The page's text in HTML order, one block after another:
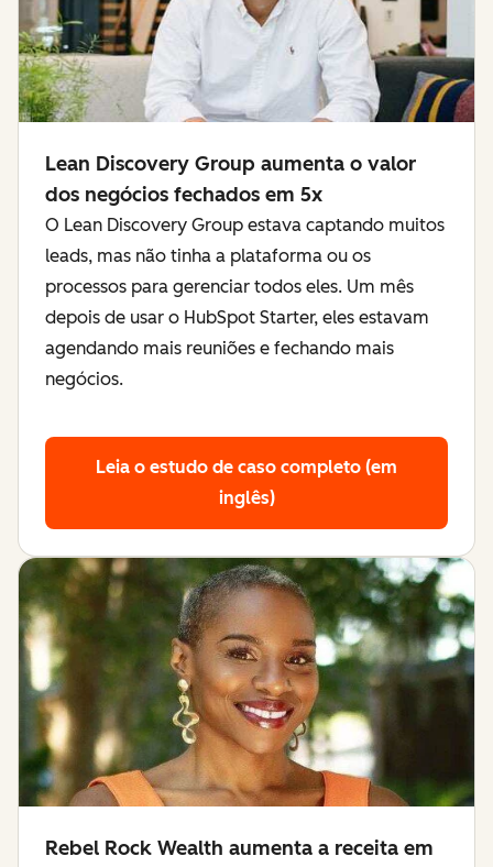
Lean Discovery Group aumenta o valor
dos negócios fechados em 5x
O Lean Discovery Group estava captando muitos
leads, mas não tinha a plataforma ou os
processos para gerenciar todos eles. Um mês
depois de usar o HubSpot Starter, eles estavam
agendando mais reuniões e fechando mais
negócios.
Leia o estudo de caso completo (em
inglês)
Rebel Rock Wealth aumenta a receita em